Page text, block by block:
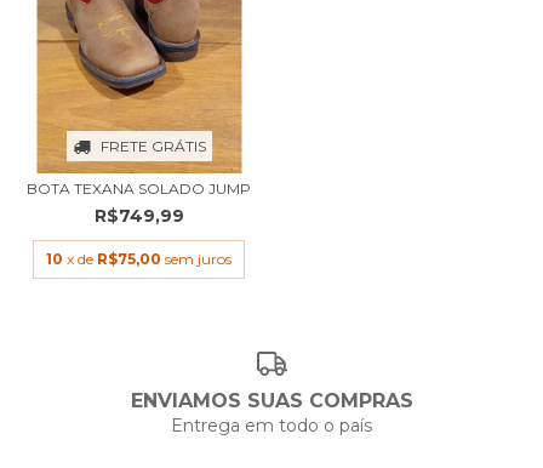
FRETE GRÁTIS
BOTA TEXANA SOLADO JUMP
R$749,99
10 x de R$75,00 sem juros
ENVIAMOS SUAS COMPRAS
Entrega em todo o país